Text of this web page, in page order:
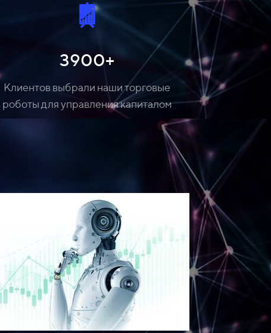
3900+
Клиентов выбрали наши торговые
роботы для управления капиталом